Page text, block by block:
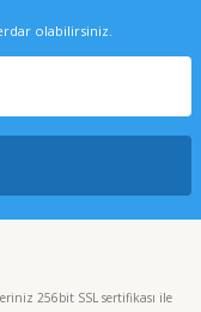
olabilirsiniz.
256bit SSL sertifikası ile